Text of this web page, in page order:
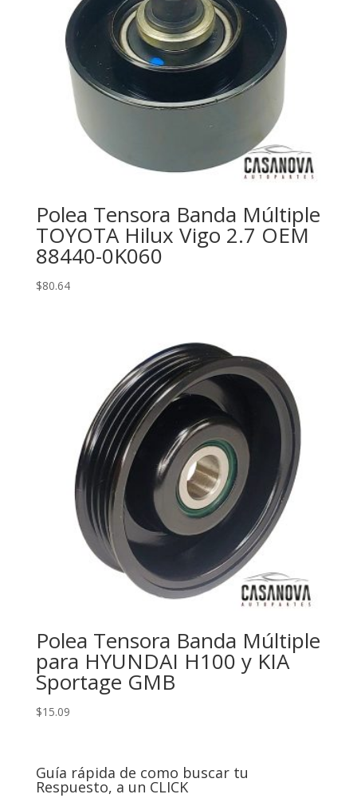
Polea Tensora Banda Múltiple
TOYOTA Hilux Vigo 2.7 OEM
88440-0K060
$80.64
Polea Tensora Banda Múltiple
para HYUNDAI H100 y KIA
Sportage GMB
$15.09
Guía rápida de como buscar tu
Respuesto, a un CLICK